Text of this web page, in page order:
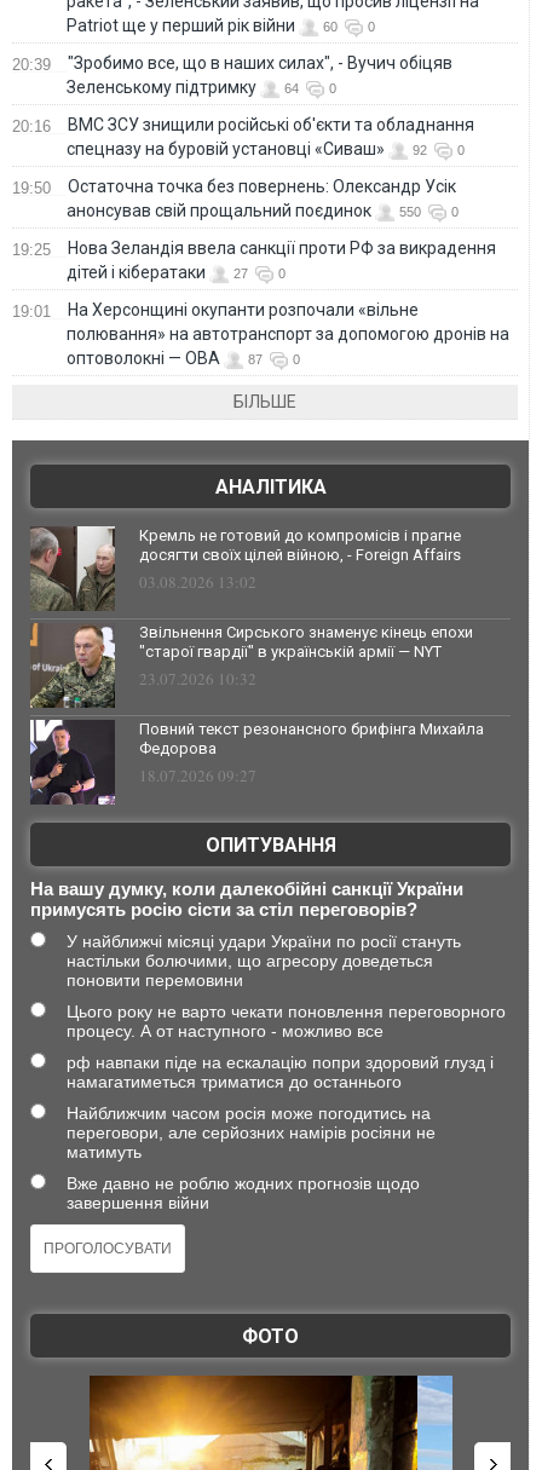
Patriot ще у перший рік війни
60 0
20:39
"Зробимо все, що в наших силах", - Вучич обіцяв
Зеленському підтримку
64 0
20:16
ВМС ЗСУ знищили російські об'єкти та обладнання
спецназу на буровій установці «Сиваш»
92 0
19:50
Остаточна точка без повернень: Олександр Усік
анонсував свій прощальний поєдинок
550 0
19:25
Нова Зеландія ввела санкції проти РФ за викрадення
дітей і кібератаки
27 0
19:01
На Херсонщині окупанти розпочали «вільне
полювання» на автотранспорт за допомогою дронів на
оптоволокні — ОВА
87 0
БІЛЬШЕ
АНАЛІТИКА
Кремль не готовий до компромісів і прагне
досягти своїх цілей війною, - Foreign Affairs
03.08.2026 13:02
Звільнення Сирського знаменує кінець епохи
"старої гвардії" в українській армії — NYT
23.07.2026 10:32
Повний текст резонансного брифінга Михайла
Федорова
18.07.2026 09:27
ОПИТУВАННЯ
На вашу думку, коли далекобійні санкції України
примусять росію сісти за стіл переговорів?
У найближчі місяці удари України по росії стануть
настільки болючими, що агресору доведеться
поновити перемовини
Цього року не варто чекати поновлення переговорного
процесу. А от наступного - можливо все
рф навпаки піде на ескалацію попри здоровий глузд і
намагатиметься триматися до останнього
Найближчим часом росія може погодитись на
переговори, але серйозних намірів росіяни не
матимуть
Вже давно не роблю жодних прогнозів щодо
завершення війни
ФОТО